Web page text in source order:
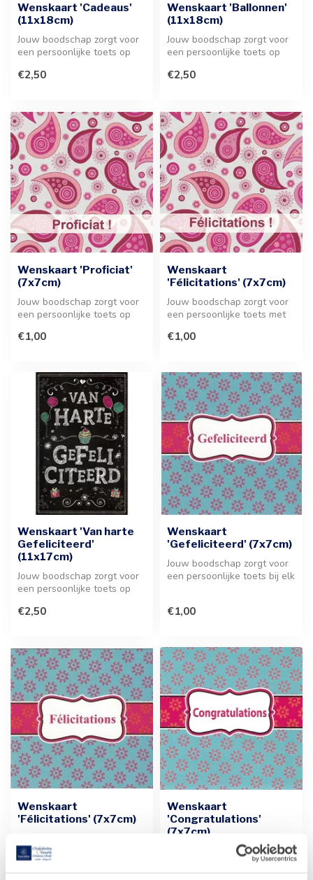
Wenskaart 'Cadeaus'
(11x18cm)
Jouw boodschap zorgt voor
een persoonlijke toets op
va...
€2,50
Wenskaart 'Ballonnen'
(11x18cm)
Jouw boodschap zorgt voor
een persoonlijke toets op
m...
€2,50
Wenskaart 'Proficiat'
(7x7cm)
Jouw boodschap zorgt voor
een persoonlijke toets op
€1,00
Wenskaart
'Félicitations' (7x7cm)
Jouw boodschap zorgt voor
een persoonlijke toets met
€1,00
Wenskaart 'Van harte
Gefeliciteerd'
(11x17cm)
Jouw boodschap zorgt voor
een persoonlijke toets op
va...
€2,50
Wenskaart
'Gefeliciteerd' (7x7cm)
Jouw boodschap zorgt voor
een persoonlijke toets bij elk
€1,00
Wenskaart
'Félicitations' (7x7cm)
een persoonlijke toets bij elk
cadeau. Dit stijlvolle ...
Wenskaart
'Congratulations'
(7x7cm)
Jouw boodschap zorgt voor
een persoonlijke toets op